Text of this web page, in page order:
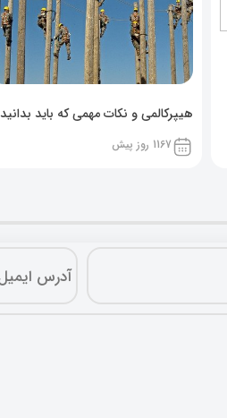
هیپرکالمی و نکات مهمی که باید بدانید
1167 روز پیش